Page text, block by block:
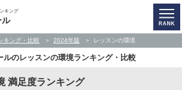
キング
ル
キング・比較 2024年版 レッスンの環境
ルのレッスンの環境ランキング・比較
満足度ランキング